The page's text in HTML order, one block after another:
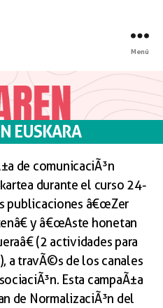
Menú
EUSKARA
de comunicaciÃ³n
durante el curso 24-
publicaciones â€œZer
y â€œAste honetan
(2 actividades para
a travÃ©s de los canales
Esta campaÃ±a
de NormalizaciÃ³n del